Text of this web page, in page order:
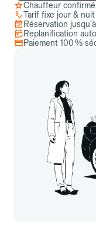
Chauffeur
Tarif fixe jour &
Réservation
Replanification
Paiement 100 %